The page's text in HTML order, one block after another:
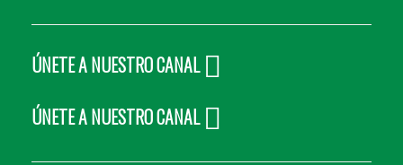
ÚNETE A NUESTRO CANAL
ÚNETE A NUESTRO CANAL